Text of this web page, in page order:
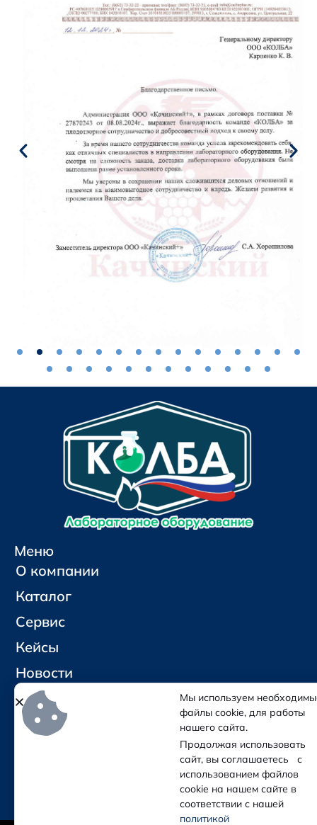
Меню
О компании
Каталог
Сервис
Кейсы
Новости
Контакты
Социальные сети и контакты
Мы используем
файлы cookie, для работы
нашего сайта.
Продолжая использовать
сайт, вы соглашаетесь с
использованием файлов
cookie на нашем сайте в
соответствии с нашей
политикой